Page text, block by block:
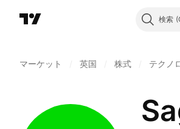
検索
マーケット 英国 株式 テクノ